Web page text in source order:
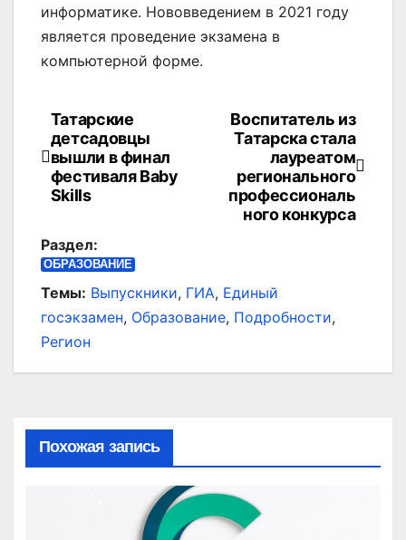
информатике. Нововведением в 2021 году
является проведение экзамена в
компьютерной форме.
Навигация
по
записям
Воспитатель из
Татарска стала
лауреатом
регионального
профессиональ
ного конкурса
Татарские
детсадовцы
вышли в финал
фестиваля Bаby
Skills
Раздел:
ОБРАЗОВАНИЕ
Темы: Выпускники, ГИА, Единый
госэкзамен, Образование, Подробности,
Регион
Похожая запись